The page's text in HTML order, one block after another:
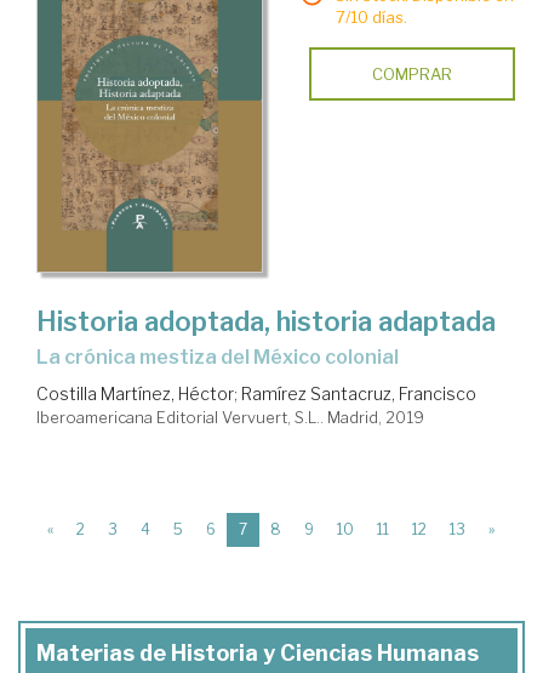
7/10 días.
COMPRAR
Historia adoptada, historia adaptada
la crónica mestiza del México colonial
Costilla Martínez, Héctor; Ramírez Santacruz, Francisco
Iberoamericana Editorial Vervuert, S.L.. Madrid, 2019
« 2 3 4 5 6 7(current)
8 9 10 11 12 13 »
Materias de Historia y Ciencias Humanas